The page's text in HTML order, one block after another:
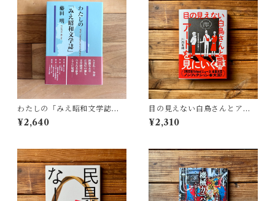
わたしの「みえ昭和文学誌」 |
藤田 明
¥2,640
目の見えない白鳥さんとアー
トを見にいく | 川内 有緒
¥2,310